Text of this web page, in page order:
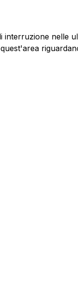
interruzione nelle